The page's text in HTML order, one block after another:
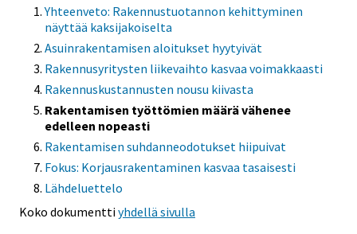
Yhteenveto: Rakennustuotannon kehittyminen
näyttää kaksijakoiselta
Asuinrakentamisen aloitukset hyytyivät
Rakennusyritysten liikevaihto kasvaa voimakkaasti
Rakennuskustannusten nousu kiivasta
Rakentamisen työttömien määrä vähenee
edelleen nopeasti
Rakentamisen suhdanneodotukset hiipuivat
Fokus: Korjausrakentaminen kasvaa tasaisesti
Lähdeluettelo
Koko dokumenttiyhdellä sivulla